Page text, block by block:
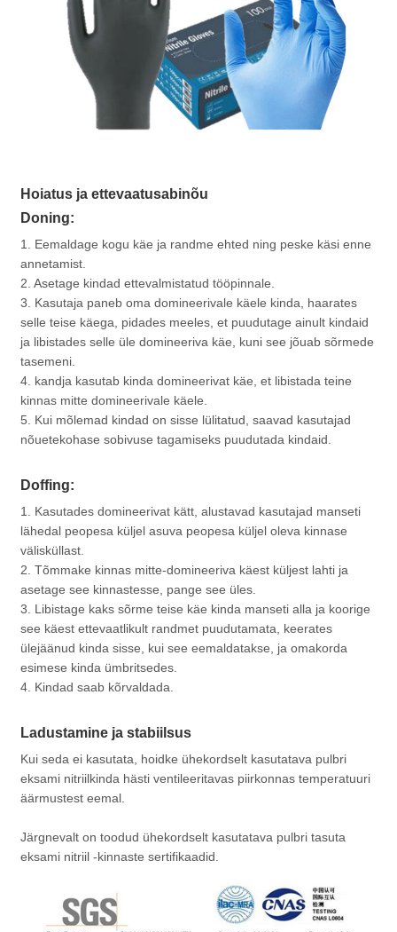
Hoiatus ja ettevaatusabinõu
Doning:
1. Eemaldage kogu käe ja randme ehted ning peske käsi enne
annetamist.
2. Asetage kindad ettevalmistatud tööpinnale.
3. Kasutaja paneb oma domineerivale käele kinda, haarates
selle teise käega, pidades meeles, et puudutage ainult kindaid
ja libistades selle üle domineeriva käe, kuni see jõuab sõrmede
tasemeni.
4. kandja kasutab kinda domineerivat käe, et libistada teine ​​
kinnas mitte domineerivale käele.
5. Kui mõlemad kindad on sisse lülitatud, saavad kasutajad
nõuetekohase sobivuse tagamiseks puudutada kindaid.
Doffing:
1. Kasutades domineerivat kätt, alustavad kasutajad manseti
lähedal peopesa küljel asuva peopesa küljel oleva kinnase
välisküllast.
2. Tõmmake kinnas mitte-domineeriva käest küljest lahti ja
asetage see kinnastesse, pange see üles.
3. Libistage kaks sõrme teise käe kinda manseti alla ja koorige
see käest ettevaatlikult randmet puudutamata, keerates
ülejäänud kinda sisse, kui see eemaldatakse, ja omakorda
esimese kinda ümbritsedes.
4. Kindad saab kõrvaldada.
Ladustamine ja stabiilsus
Kui seda ei kasutata, hoidke ühekordselt kasutatava pulbri
eksami nitriilkinda hästi ventileeritavas piirkonnas temperatuuri
äärmustest eemal.
Järgnevalt on toodud ühekordselt kasutatava pulbri tasuta
eksami nitriil -kinnaste sertifikaadid.